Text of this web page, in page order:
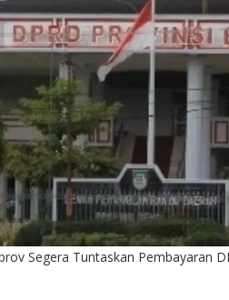
Segera Tuntaskan Pembayaran